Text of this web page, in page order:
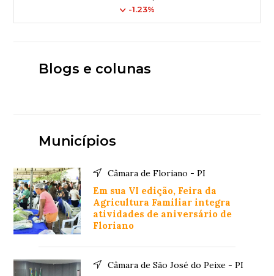
-1.23%
Blogs e colunas
Municípios
Câmara de Floriano - PI
Em sua VI edição, Feira da
Agricultura Familiar integra
atividades de aniversário de
Floriano
Câmara de São José do Peixe - PI